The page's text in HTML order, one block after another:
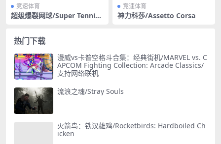
竞速体育
超级爆裂网球/Super Tennis
竞速体育
神力科莎/Assetto Corsa
热门下载
漫威vs卡普空格斗合集：经典街机/MARVEL vs. C
APCOM Fighting Collection: Arcade Classics/
支持网络联机
流浪之魂/Stray Souls
火箭鸟：铁汉雄鸡/Rocketbirds: Hardboiled Ch
icken